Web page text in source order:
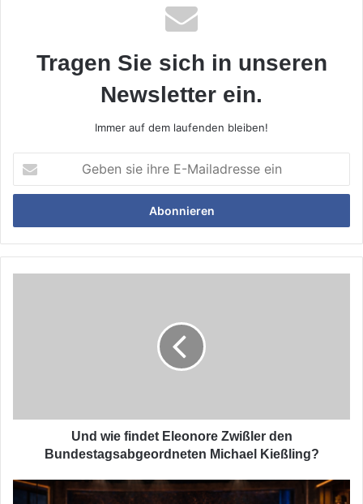
Tragen Sie sich in unseren
Newsletter ein.
Immer auf dem laufenden bleiben!
sie
ihre
Mailadresse
ein
Kießling?
Und wie findet Eleonore Zwißler den
Bundestagsabgeordneten Michael Kießling?
Mit